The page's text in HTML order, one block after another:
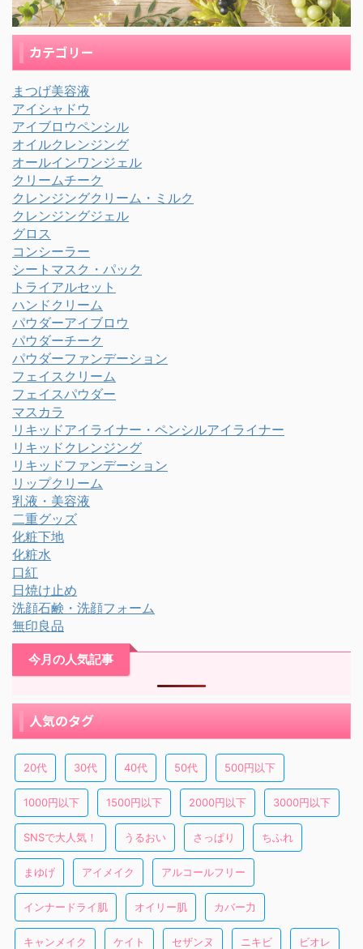
カテゴリー
まつげ美容液
アイシャドウ
アイブロウペンシル
オイルクレンジング
オールインワンジェル
クリームチーク
クレンジングクリーム・ミルク
クレンジングジェル
グロス
コンシーラー
シートマスク・パック
トライアルセット
ハンドクリーム
パウダーアイブロウ
パウダーチーク
パウダーファンデーション
フェイスクリーム
フェイスパウダー
マスカラ
リキッドアイライナー・ペンシルアイライナー
リキッドクレンジング
リキッドファンデーション
リップクリーム
乳液・美容液
二重グッズ
化粧下地
化粧水
口紅
日焼け止め
洗顔石鹸・洗顔フォーム
無印良品
今月の人気記事
人気のタグ
20代 30代 40代 50代 500円以下
1000円以下 1500円以下 2000円以下 3000円以下
SNSで大人気！ うるおい さっぱり ちふれ
まゆげ アイメイク アルコールフリー
インナードライ肌 オイリー肌 カバー力
キャンメイク ケイト セザンヌ ニキビ ビオレ